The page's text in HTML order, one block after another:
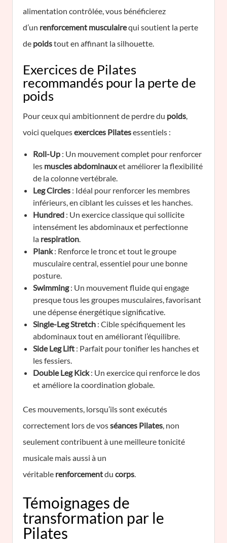
alimentation contrôlée, vous bénéficierez
d’un renforcement musculairequi soutient la perte
de poidstout en affinant la silhouette.
Exercices de Pilates
recommandés pour la perte de
poids
Pour ceux qui ambitionnent de perdre du poids,
voici quelquesexercices Pilatesessentiels :
Roll-Up : Un mouvement complet pour renforcer
les muscles abdominauxet améliorer la flexibilité
de la colonne vertébrale.
Leg Circles : Idéal pour renforcer les membres
inférieurs, en ciblant les cuisses et les hanches.
Hundred : Un exercice classique qui sollicite
intensément les abdominaux et perfectionne
la respiration.
Plank: Renforce le tronc et tout le groupe
musculaire central, essentiel pour une bonne
posture.
Swimming: Un mouvement fluide qui engage
presque tous les groupes musculaires, favorisant
une dépense énergétique significative.
Single-Leg Stretch : Cible spécifiquement les
abdominaux tout en améliorant l’équilibre.
Side Leg Lift : Parfait pour tonifier les hanches et
les fessiers.
Double Leg Kick: Un exercice qui renforce le dos
et améliore la coordination globale.
Ces mouvements, lorsqu’ils sont exécutés
correctement lors de vosséances Pilates, non
seulement contribuent à une meilleure tonicité
musicale mais aussi à un
véritable renforcementdu corps.
Témoignages de
transformation par le
Pilates